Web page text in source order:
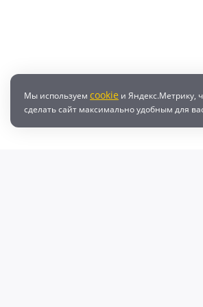
Мы используем cookie и Яндекс.Метрику,
сделать сайт максимально удобным для